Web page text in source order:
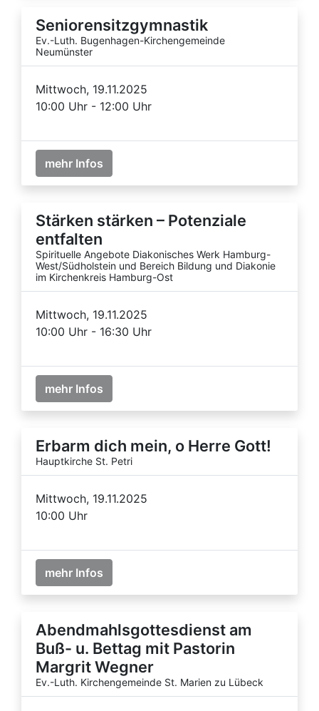
Seniorensitzgymnastik
Ev.-Luth. Bugenhagen-Kirchengemeinde
Neumünster
Mittwoch, 19.11.2025
10:00 Uhr - 12:00 Uhr
mehr Infos
Stärken stärken – Potenziale
entfalten
Spirituelle Angebote Diakonisches Werk Hamburg-
West/Südholstein und Bereich Bildung und Diakonie
im Kirchenkreis Hamburg-Ost
Mittwoch, 19.11.2025
10:00 Uhr - 16:30 Uhr
mehr Infos
Erbarm dich mein, o Herre Gott!
Hauptkirche St. Petri
Mittwoch, 19.11.2025
10:00 Uhr
mehr Infos
Abendmahlsgottesdienst am
Buß- u. Bettag mit Pastorin
Margrit Wegner
Ev.-Luth. Kirchengemeinde St. Marien zu Lübeck